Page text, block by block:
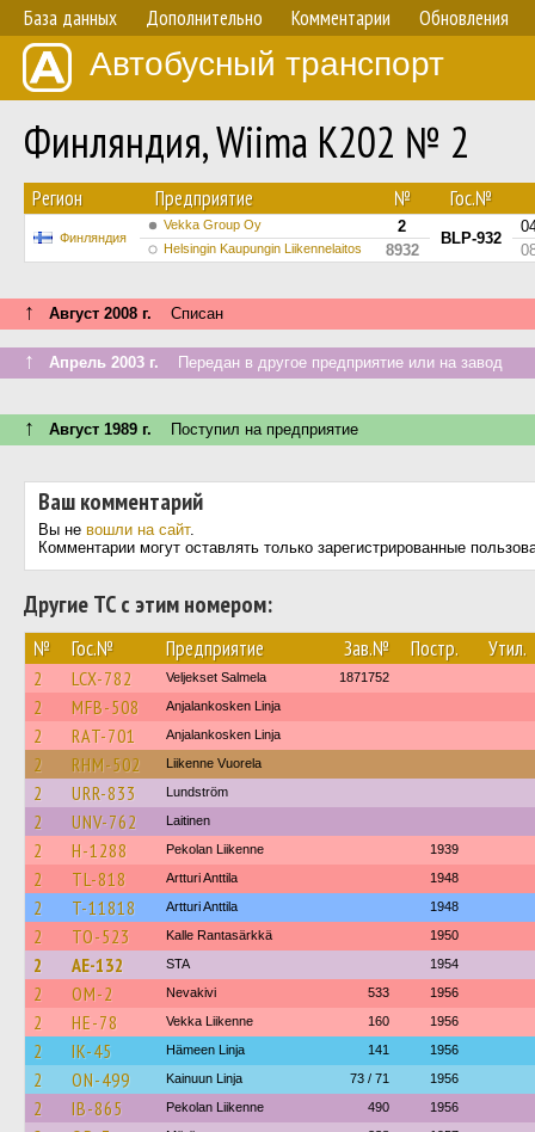
База данных Дополнительно Комментарии Обновления
Автобусный транспорт
Финляндия, Wiima K202 № 2
Регион Предприятие № Гос.№
Финляндия
Vekka Group Oy 2
BLP-932
Helsingin Kaupungin Liikennelaitos 8932
↑ Август 2008 г. Списан
↑ Апрель 2003 г. Передан в другое предприятие или на завод
↑ Август 1989 г. Поступил на предприятие
Ваш комментарий
Вы не вошли на сайт.
Комментарии могут оставлять только зарегистрированные
Другие ТС с этим номером:
№ Гос.№ Предприятие Зав.№ Постр. Утил.
2 LCX-782 Veljekset Salmela 1871752
2 MFB-508 Anjalankosken Linja
2 RAT-701 Anjalankosken Linja
2 RHM-502 Liikenne Vuorela
2 URR-833 Lundström
2 UNV-762 Laitinen
2 H-1288 Pekolan Liikenne 1939
2 TL-818 Artturi Anttila 1948
2 T-11818 Artturi Anttila 1948
2 TO-523 Kalle Rantasärkkä 1950
2 AE-132 STA 1954
2 OM-2 Nevakivi 533 1956
2 HE-78 Vekka Liikenne 160 1956
2 IK-45 Hämeen Linja 141 1956
2 ON-499 Kainuun Linja 73 / 71 1956
2 IB-865 Pekolan Liikenne 490 1956